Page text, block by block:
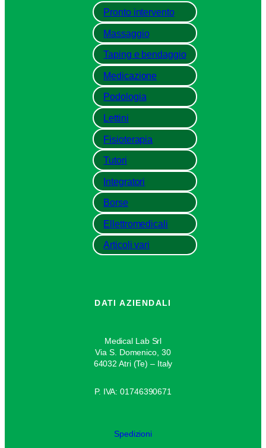
Pronto intervento
Massaggio
Taping e bendaggio
Medicazione
Podologia
Lettini
Fisioterapia
Tutori
Integratori
Borse
Ellettromedicali
Articoli vari
DATI AZIENDALI
Medical Lab Srl
Via S. Domenico, 30
64032 Atri (Te) – Italy
P. IVA: 01746390671
Spedizioni